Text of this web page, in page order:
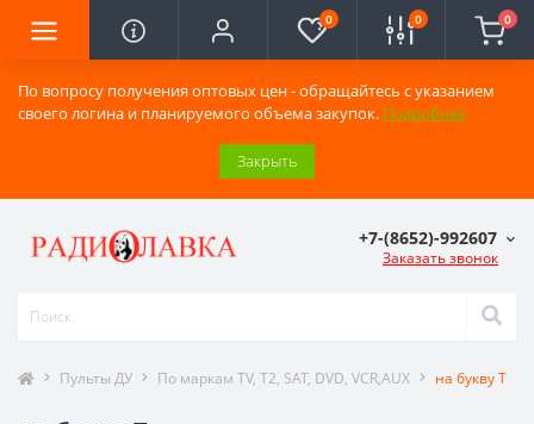
По вопросу получения оптовых цен - обращайтесь с указанием
своего логина и планируемого объема закупок. Подробнее
Закрыть
0 0 0
+7-(8652)-992607
Заказать звонок
Пульты ДУ По маркам TV, T2, SAT, DVD, VCR,AUX на букву T